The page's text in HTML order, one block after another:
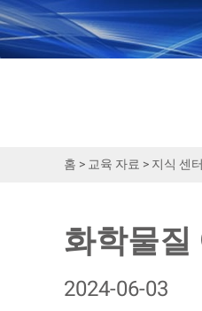
홈 >교육 자료 >지식 센터
화학물
2024-06-03